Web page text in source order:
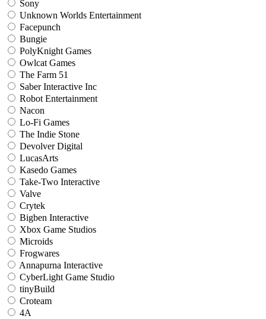
Sony
Unknown Worlds Entertainment
Facepunch
Bungie
PolyKnight Games
Owlcat Games
The Farm 51
Saber Interactive Inc
Robot Entertainment
Nacon
Lo-Fi Games
The Indie Stone
Devolver Digital
LucasArts
Kasedo Games
Take-Two Interactive
Valve
Crytek
Bigben Interactive
Xbox Game Studios
Microids
Frogwares
Annapurna Interactive
CyberLight Game Studio
tinyBuild
Croteam
4A